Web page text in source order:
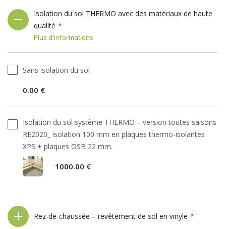
Isolation du sol THERMO avec des matériaux de haute
qualité
Plus d'informations
Sans isolation du sol
0.00 €
Isolation du sol système THERMO – version toutes saisons
RE2020_ isolation 100 mm en plaques thermo-isolantes
XPS + plaques OSB 22 mm.
1000.00 €
Rez-de-chaussée – revêtement de sol en vinyle